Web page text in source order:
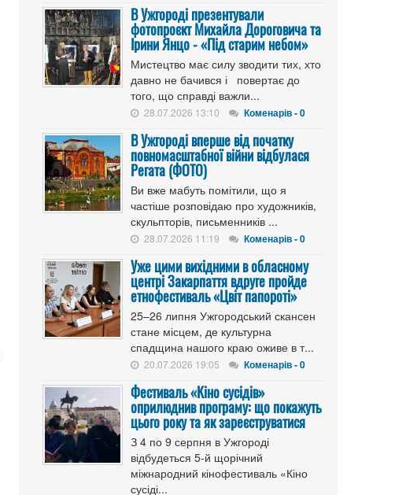
В Ужгороді презентували
фотопроєкт Михайла Дороговича та
Ірини Янцо - «Під старим небом»
Мистецтво має силу зводити тих, хто
давно не бачився і повертає до
того, що справді важли...
28.07.2026 13:10 Коменарів - 0
В Ужгороді вперше від початку
повномасштабної війни відбулася
Регата (ФОТО)
Ви вже мабуть помітили, що я
частіше розповідаю про художників,
скульпторів, письменників ...
28.07.2026 11:19 Коменарів - 0
Уже цими вихідними в обласному
центрі Закарпаття вдруге пройде
етнофестиваль «Цвіт папороті»
25–26 липня Ужгородський скансен
стане місцем, де культурна
спадщина нашого краю оживе в т...
20.07.2026 19:05 Коменарів - 0
Фестиваль «Кіно сусідів»
оприлюднив програму: що покажуть
цього року та як зареєструватися
З 4 по 9 серпня в Ужгороді
відбудеться 5-й щорічний
міжнародний кінофестиваль «Кіно
сусіді...